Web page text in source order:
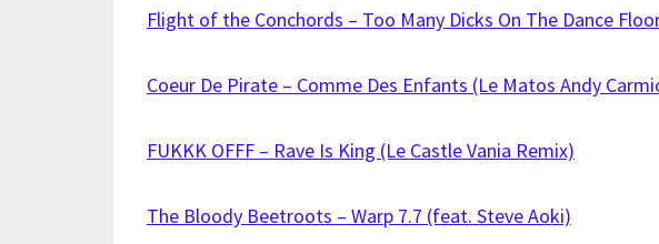
Flight of the Conchords – Too Many Dicks On The Dance
Coeur De Pirate – Comme Des Enfants (Le Matos Andy
FUKKK OFFF – Rave Is King (Le Castle Vania Remix)
The Bloody Beetroots – Warp 7.7 (feat. Steve Aoki)